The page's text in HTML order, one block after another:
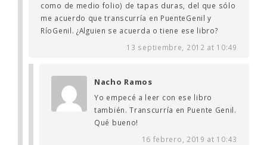
como de medio folio) de tapas duras, del que sólo
me acuerdo que transcurría en PuenteGenil y
RíoGenil. ¿Alguien se acuerda o tiene ese libro?
13 septiembre, 2012 at 10:49
Nacho Ramos
Yo empecé a leer con ese libro
también. Transcurría en Puente Genil.
Qué bueno!
16 febrero, 2019 at 10:43